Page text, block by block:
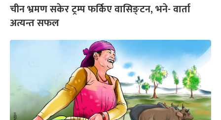
चीन भ्रमण सकेर ट्रम्प फर्किए वासिङ्टन, भने- वार्ता
अत्यन्त सफल